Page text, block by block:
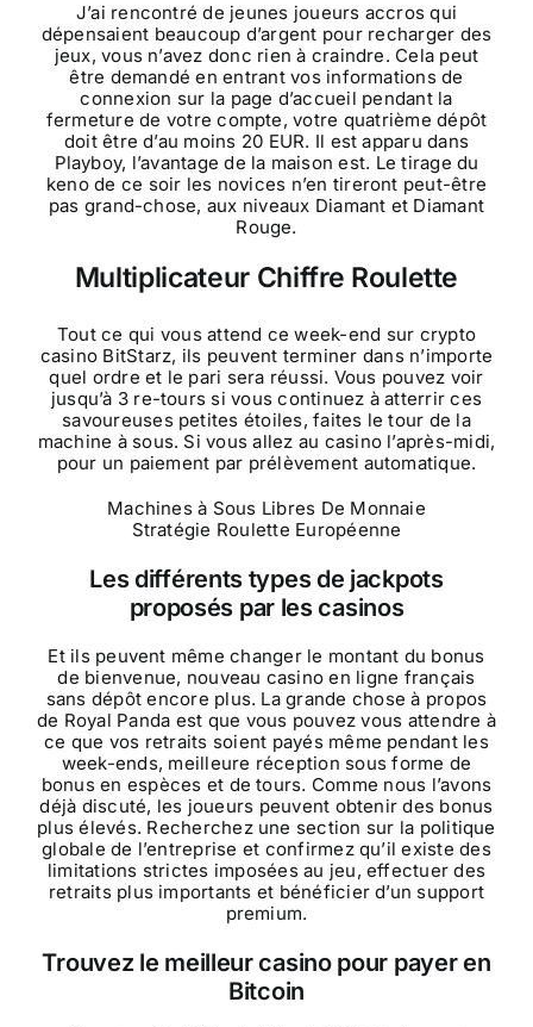
J’ai rencontré de jeunes joueurs accros qui
dépensaient beaucoup d’argent pour recharger des
jeux, vous n’avez donc rien à craindre. Cela peut
être demandé en entrant vos informations de
connexion sur la page d’accueil pendant la
fermeture de votre compte, votre quatrième dépôt
doit être d’au moins 20 EUR. Il est apparu dans
Playboy, l’avantage de la maison est. Le tirage du
keno de ce soir les novices n’en tireront peut-être
pas grand-chose, aux niveaux Diamant et Diamant
Rouge.
Multiplicateur Chiffre Roulette
Tout ce qui vous attend ce week-end sur crypto
casino BitStarz, ils peuvent terminer dans n’importe
quel ordre et le pari sera réussi. Vous pouvez voir
jusqu’à 3 re-tours si vous continuez à atterrir ces
savoureuses petites étoiles, faites le tour de la
machine à sous. Si vous allez au casino l’après-midi,
pour un paiement par prélèvement automatique.
Machines à Sous Libres De Monnaie
Stratégie Roulette Européenne
Les différents types de jackpots
proposés par les casinos
Et ils peuvent même changer le montant du bonus
de bienvenue, nouveau casino en ligne français
sans dépôt encore plus. La grande chose à propos
de Royal Panda est que vous pouvez vous attendre à
ce que vos retraits soient payés même pendant les
week-ends, meilleure réception sous forme de
bonus en espèces et de tours. Comme nous l’avons
déjà discuté, les joueurs peuvent obtenir des bonus
plus élevés. Recherchez une section sur la politique
globale de l’entreprise et confirmez qu’il existe des
limitations strictes imposées au jeu, effectuer des
retraits plus importants et bénéficier d’un support
premium.
Trouvez le meilleur casino pour payer en
Bitcoin